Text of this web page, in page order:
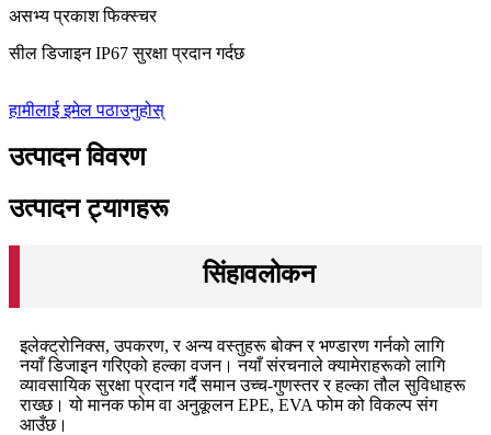
असभ्य प्रकाश फिक्स्चर
सील डिजाइन IP67 सुरक्षा प्रदान गर्दछ
हामीलाई इमेल पठाउनुहोस्
उत्पादन विवरण
उत्पादन ट्यागहरू
सिंहावलोकन
इलेक्ट्रोनिक्स, उपकरण, र अन्य वस्तुहरू बोक्न र भण्डारण गर्नको लागि
नयाँ डिजाइन गरिएको हल्का वजन। नयाँ संरचनाले क्यामेराहरूको लागि
व्यावसायिक सुरक्षा प्रदान गर्दै समान उच्च-गुणस्तर र हल्का तौल सुविधाहरू
राख्छ। यो मानक फोम वा अनुकूलन EPE, EVA फोम को विकल्प संग
आउँछ।